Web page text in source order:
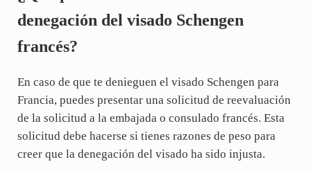
denegación del visado Schengen
francés?
En caso de que te denieguen el visado Schengen para
Francia, puedes presentar una solicitud de reevaluación
de la solicitud a la embajada o consulado francés. Esta
solicitud debe hacerse si tienes razones de peso para
creer que la denegación del visado ha sido injusta.